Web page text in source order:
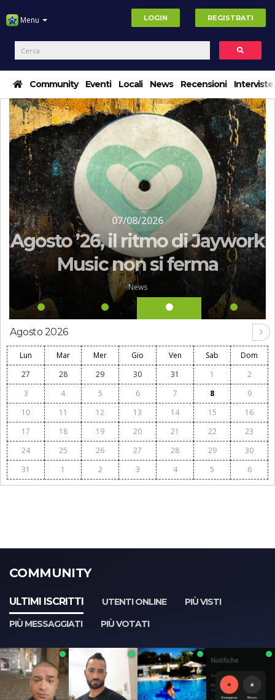
Menu LOGIN REGISTRATI
Community Eventi Locali News Recensioni Interviste
07/08/2026
Agosto ’26, il ritmo di Jaywork
Music non si ferma
News
Agosto 2026
Lun Mar Mer Gio Ven Sab
Dom
27
28 29 30 31 1
2
3
4 5 6 7 8
9
10
11 12 13 14 15
16
17
18 19 20 21 22
23
24
25 26 27 28 29
30
31
1 2 3 4 5 6
COMMUNITY
ULTIMI ISCRITTI UTENTI ONLINE
PIÙ VISTI
PIÙ MESSAGGIATI
PIÙ VOTATI